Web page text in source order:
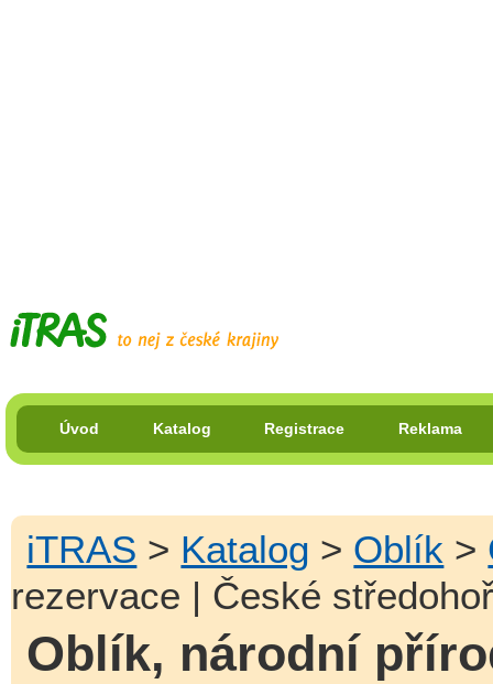
Úvod Katalog Registrace Reklama
iTRAS > Katalog > Oblík >
rezervace | České
Oblík, národní